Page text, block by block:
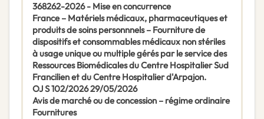
368262-2026 - Mise en concurrence
France – Matériels médicaux, pharmaceutiques et
produits de soins personnnels – Fourniture de
dispositifs et consommables médicaux non stériles
à usage unique ou multiple gérés par le service des
Ressources Biomédicales du Centre Hospitalier Sud
Francilien et du Centre Hospitalier d'Arpajon.
OJ S 102/2026 29/05/2026
Avis de marché ou de concession – régime ordinaire
Fournitures